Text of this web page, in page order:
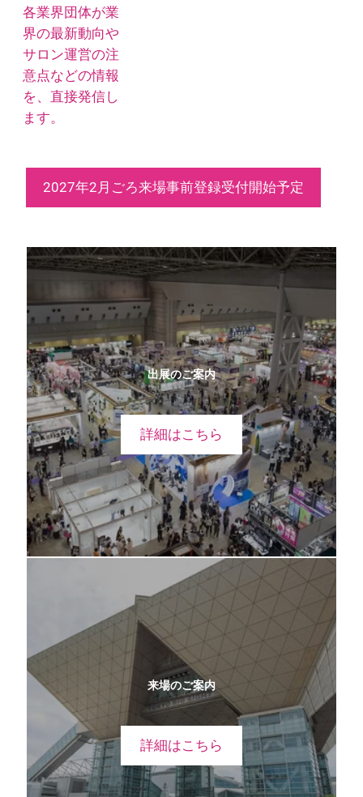
各業界団体が業
界の最新動向や
サロン運営の注
意点などの情報
を、直接発信し
ます。
2027年2月ごろ来場事前登録受付開始予定
出展のご案内
詳細はこちら
来場のご案内
詳細はこちら